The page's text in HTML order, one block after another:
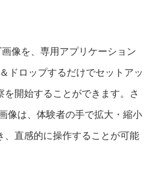
像を、専用アプリケーション
ドロップするだけでセットアッ
を開始することができます。さ
像は、体験者の手で拡大・縮小
、直感的に操作することが可能